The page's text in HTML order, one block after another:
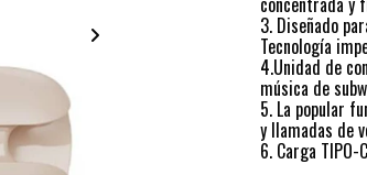
3. Diseñado
Tecnología
4.Unidad de
música de
5. La popular
y llamadas de
6. Carga